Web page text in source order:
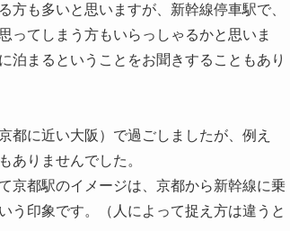
方も多いと思いますが、新幹線停車駅で、
ってしまう方もいらっしゃるかと思いま
泊まるということをお聞きすることもあり
都に近い大阪）で過ごしましたが、例え
ありませんでした。
京都駅のイメージは、京都から新幹線に乗
う印象です。（人によって捉え方は違うと